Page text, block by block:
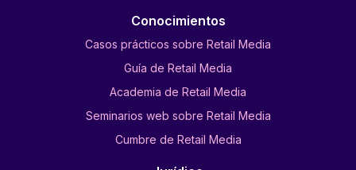
Conocimientos
Casos prácticos sobre Retail Media
Guía de Retail Media
Academia de Retail Media
Seminarios web sobre Retail Media
Cumbre de Retail Media